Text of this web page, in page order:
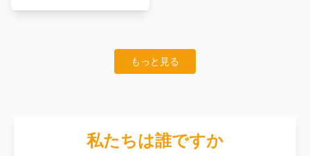
もっと見る
私たちは誰ですか